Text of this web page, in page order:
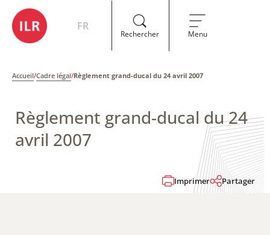
FR
Rechercher Menu
Accueil/Cadre légal/Règlement grand-ducal du 24 avril 2007
Règlement grand-ducal du 24
avril 2007
Imprimer Partager